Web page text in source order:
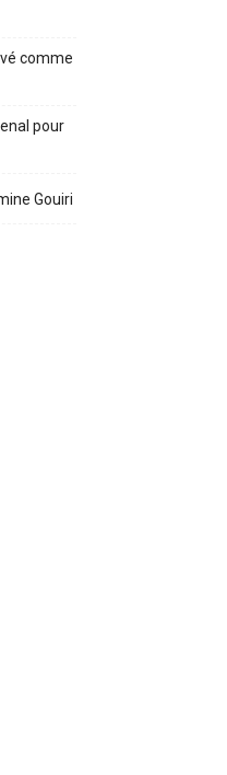
comme
pour
Gouiri